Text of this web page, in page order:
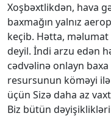
Xoşbəxtlikdən, hava
baxmağın yalnız
keçib. Hətta,
deyil. İndi arzu edən
cədvəlinə onlayn
resursunun köməyi
üçün Sizə daha az
Biz bütün